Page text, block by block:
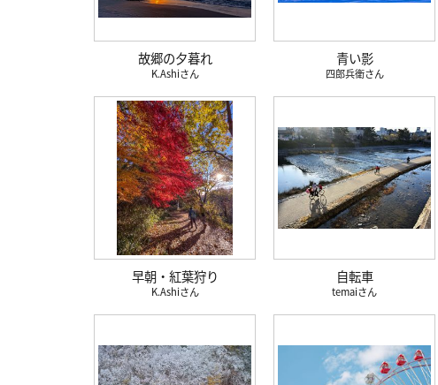
故郷の夕暮れ
K.Ashi
青い影
四郎兵衛
早朝・紅葉狩り
K.Ashi
自転車
temai